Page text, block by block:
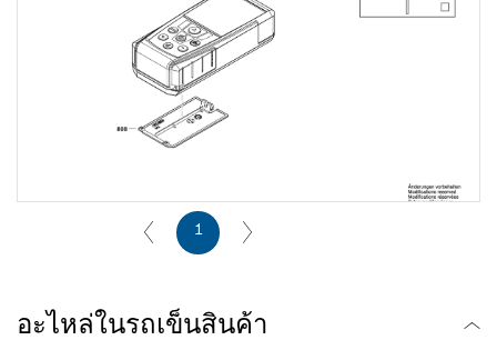
1
อะไหล่ในรถเข็นสินค้า